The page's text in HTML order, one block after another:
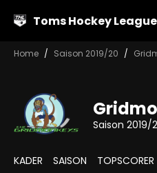
Toms Hockey League
Home Saison 2019/20
Saison 2019/
KADER SAISON TOPSCORER